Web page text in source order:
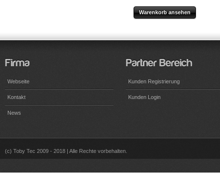
Webseite
Kontakt
News
Kunden Registrierung
Kunden Login
(c) Toby Tec 2009 - 2018 | Alle Rechte vorbehalten.